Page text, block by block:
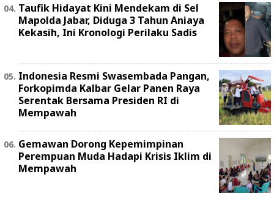
Taufik Hidayat Kini Mendekam di Sel
Mapolda Jabar, Diduga 3 Tahun Aniaya
Kekasih, Ini Kronologi Perilaku Sadis
Indonesia Resmi Swasembada Pangan,
Forkopimda Kalbar Gelar Panen Raya
Serentak Bersama Presiden RI di
Mempawah
Gemawan Dorong Kepemimpinan
Perempuan Muda Hadapi Krisis Iklim di
Mempawah